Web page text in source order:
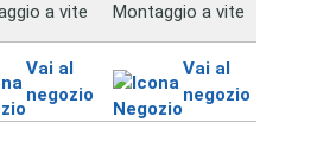
a vite Montaggio a vite
Vai al
negozio
Vai al
negozio